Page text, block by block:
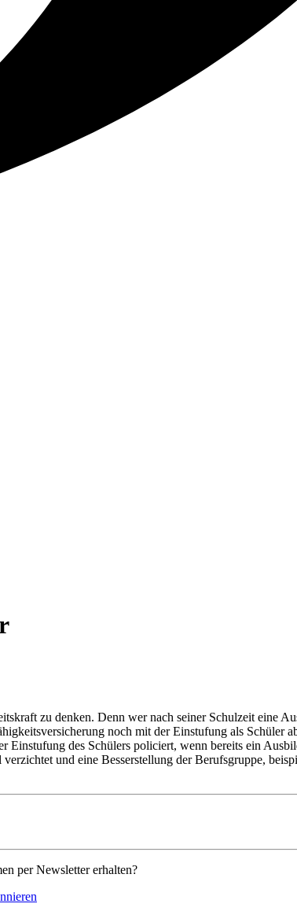
zu denken. Denn wer nach seiner Schulzeit eine
noch mit der Einstufung als Schüler
des Schülers policiert, wenn bereits ein
und eine Besserstellung der Berufsgruppe,
per Newsletter erhalten?